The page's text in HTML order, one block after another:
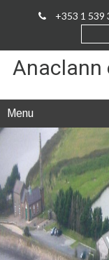
+353 1 539
Anaclann
Menu